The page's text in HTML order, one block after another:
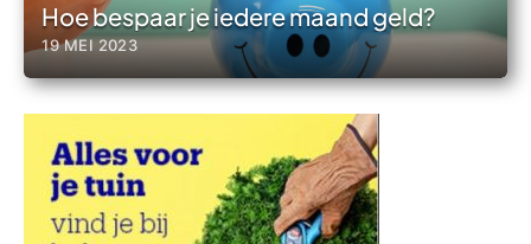
Hoe bespaar je iedere maand geld?
19 MEI 2023